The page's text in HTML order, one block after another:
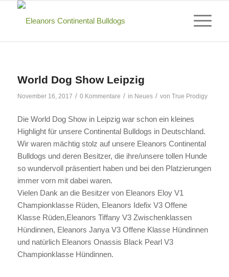
World Dog Show Leipzig
November 16, 2017 / 0 Kommentare / in Neues / von True Prodigy
Die World Dog Show in Leipzig war schon ein kleines
Highlight für unsere Continental Bulldogs in Deutschland.
Wir waren mächtig stolz auf unsere Eleanors Continental
Bulldogs und deren Besitzer, die ihre/unsere tollen Hunde
so wundervoll präsentiert haben und bei den Platzierungen
immer vorn mit dabei waren.
Vielen Dank an die Besitzer von Eleanors Eloy V1
Championklasse Rüden, Eleanors Idefix V3 Offene
Klasse Rüden,Eleanors Tiffany V3 Zwischenklassen
Hündinnen, Eleanors Janya V3 Offene Klasse Hündinnen
und natürlich Eleanors Onassis Black Pearl V3
Championklasse Hündinnen.